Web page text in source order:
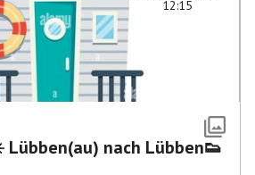
12:15
nach Lübben👟